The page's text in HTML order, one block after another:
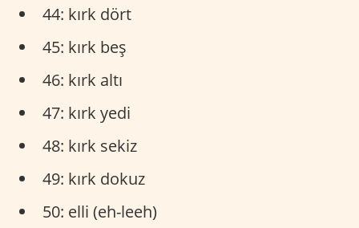
44: kırk dört
45: kırk beş
46: kırk altı
47: kırk yedi
48: kırk sekiz
49: kırk dokuz
50: elli (eh-leeh)